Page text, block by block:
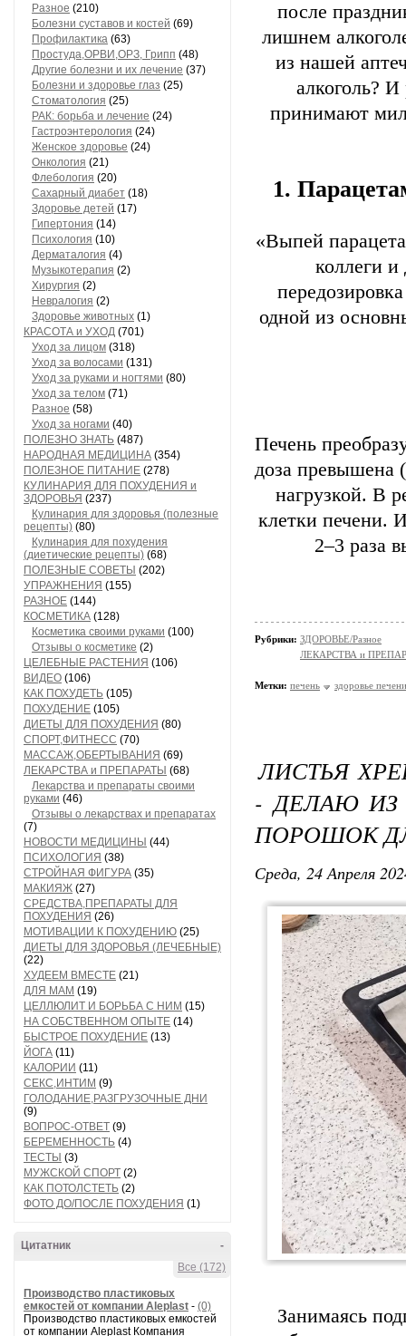
Разное (210)
Болезни суставов и костей (69)
Профилактика (63)
Простуда,ОРВИ,ОРЗ, Грипп (48)
Другие болезни и их лечение (37)
Болезни и здоровье глаз (25)
Стоматология (25)
РАК: борьба и лечение (24)
Гастроэнтерология (24)
Женское здоровье (24)
Онкология (21)
Флебология (20)
Сахарный диабет (18)
Здоровье детей (17)
Гипертония (14)
Психология (10)
Дерматалогия (4)
Музыкотерапия (2)
Хирургия (2)
Невралогия (2)
Здоровье животных (1)
КРАСОТА и УХОД (701)
Уход за лицом (318)
Уход за волосами (131)
Уход за руками и ногтями (80)
Уход за телом (71)
Разное (58)
Уход за ногами (40)
ПОЛЕЗНО ЗНАТЬ (487)
НАРОДНАЯ МЕДИЦИНА (354)
ПОЛЕЗНОЕ ПИТАНИЕ (278)
КУЛИНАРИЯ ДЛЯ ПОХУДЕНИЯ и
ЗДОРОВЬЯ (237)
Кулинария для здоровья (полезные
рецепты) (80)
Кулинария для похудения
(диетические рецепты) (68)
ПОЛЕЗНЫЕ СОВЕТЫ (202)
УПРАЖНЕНИЯ (155)
РАЗНОЕ (144)
КОСМЕТИКА (128)
Косметика своими руками (100)
Отзывы о косметике (2)
ЦЕЛЕБНЫЕ РАСТЕНИЯ (106)
ВИДЕО (106)
КАК ПОХУДЕТЬ (105)
ПОХУДЕНИЕ (105)
ДИЕТЫ ДЛЯ ПОХУДЕНИЯ (80)
СПОРТ,ФИТНЕСС (70)
МАССАЖ,ОБЕРТЫВАНИЯ (69)
ЛЕКАРСТВА и ПРЕПАРАТЫ (68)
Лекарства и препараты своими
руками (46)
Отзывы о лекарствах и препаратах
(7)
НОВОСТИ МЕДИЦИНЫ (44)
ПСИХОЛОГИЯ (38)
СТРОЙНАЯ ФИГУРА (35)
МАКИЯЖ (27)
СРЕДСТВА,ПРЕПАРАТЫ ДЛЯ
ПОХУДЕНИЯ (26)
МОТИВАЦИИ К ПОХУДЕНИЮ (25)
ДИЕТЫ ДЛЯ ЗДОРОВЬЯ (ЛЕЧЕБНЫЕ)
(22)
ХУДЕЕМ ВМЕСТЕ (21)
ДЛЯ МАМ (19)
ЦЕЛЛЮЛИТ И БОРЬБА С НИМ (15)
НА СОБСТВЕННОМ ОПЫТЕ (14)
БЫСТРОЕ ПОХУДЕНИЕ (13)
ЙОГА (11)
КАЛОРИИ (11)
СЕКС,ИНТИМ (9)
ГОЛОДАНИЕ,РАЗГРУЗОЧНЫЕ ДНИ
(9)
ВОПРОС-ОТВЕТ (9)
БЕРЕМЕННОСТЬ (4)
ТЕСТЫ (3)
МУЖСКОЙ СПОРТ (2)
КАК ПОТОЛСТЕТЬ (2)
ФОТО ДО/ПОСЛЕ ПОХУДЕНИЯ (1)
-
Цитатник
Все (172)
Производство пластиковых
емкостей от компании Aleplast - (0)
Производство пластиковых емкостей
от компании Aleplast Компания
после
лишнем
из нашей
алкоголь? И
принимают
1.
«Выпей
коллеги
одной из
Печень
доза превышена
нагрузкой. В
клетки печени.
2–3 раза
Рубрики: ЗДОРОВЬЕ/Разное
ЛЕКАРСТВА и
Метки: печень здоровье печени
ЛИСТЬЯ
- ДЕЛАЮ
ПОРОШОК
Среда, 24 Апреля
Занимаясь